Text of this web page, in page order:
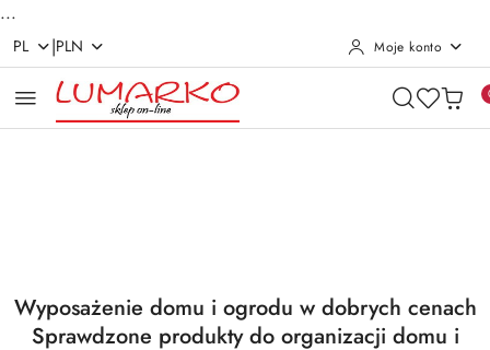
...
Przejdź do treści głównej
Przejdź do wyszukiwarki
Przejdź do moje konto
Przejdź do menu głównego
Przejdź do stopki
PL |PLN Moje konto
Wyposażenie domu i ogrodu w dobrych cenach
Sprawdzone produkty do organizacji domu i